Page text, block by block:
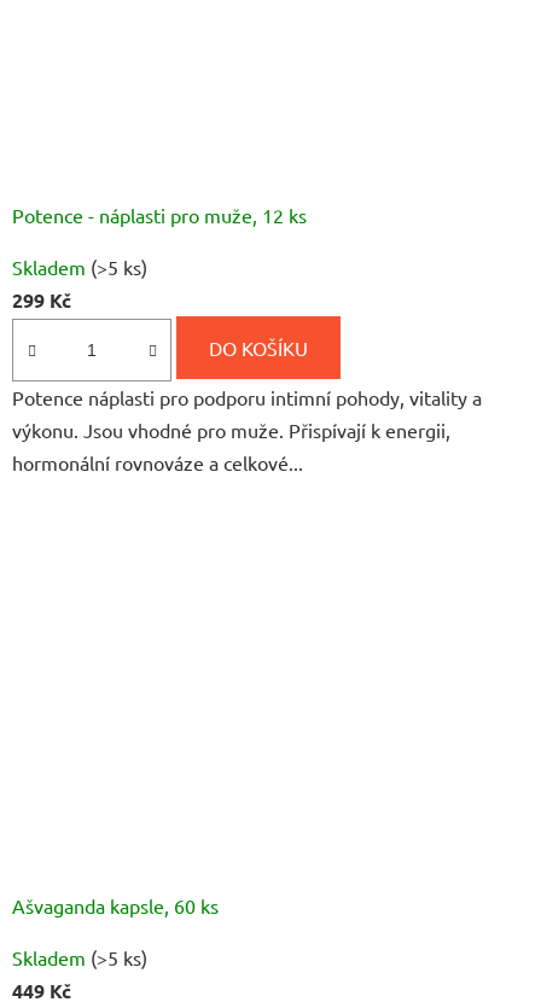
Potence - náplasti pro muže, 12 ks
hodnocení
produktu
5,0
z
5
hvězdiček.
Skladem (>5 ks)
299 Kč
DO KOŠÍKU
Potence náplasti pro podporu intimní pohody, vitality a
výkonu. Jsou vhodné pro muže. Přispívají k energii,
hormonální rovnováze a celkové...
Ašvaganda kapsle, 60 ks
hodnocení
Skladem (>5 ks)
449 Kč